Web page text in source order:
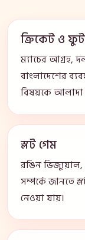
ক্রিকেট ও
ম্যাচের আগ্রহ,
বাংলাদেশের
বিষয়কে আলাদা
স্লট গেম
রঙিন
সম্পর্কে জানতে
নেওয়া যায়।